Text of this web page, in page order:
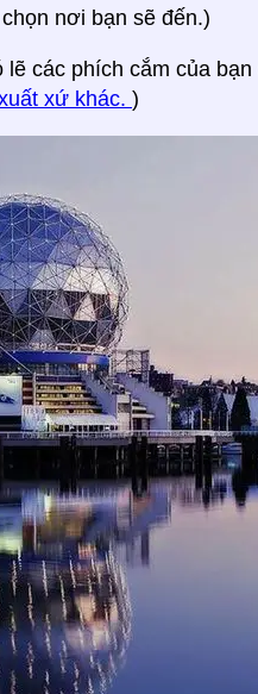
nơi bạn sẽ đến.)
lẽ các phích cắm của
xứ khác. )